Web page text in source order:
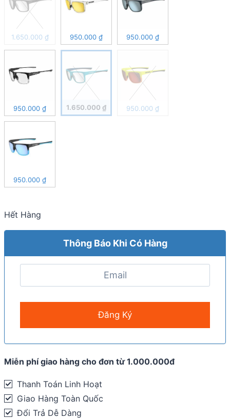
1.650.000 ₫ 950.000 ₫ 950.000 ₫
950.000 ₫ 1.650.000 ₫ 950.000 ₫
950.000 ₫
Hết Hàng
Thông Báo Khi Có Hàng
Miễn phí giao hàng cho đơn từ 1.000.000đ
Thanh Toán Linh Hoạt
Giao Hàng Toàn Quốc
Đổi Trả Dễ Dàng